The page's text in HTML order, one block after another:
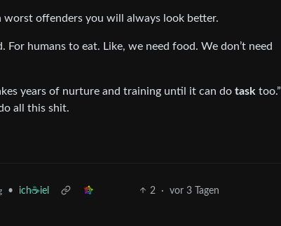
offenders you will always look better.
humans to eat. Like, we need food. We don’t need
years of nurture and training until it can do task too.”
all this shit.
• ich☕iel 2 · vor 3 Tagen